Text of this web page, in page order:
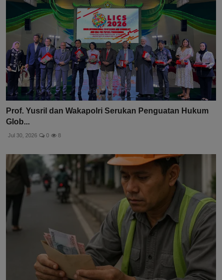
Prof. Yusril dan Wakapolri Serukan Penguatan Hukum
Glob...
Jul 30, 2026 0 8